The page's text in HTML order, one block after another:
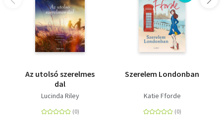
Az utolsó szerelmes
dal
Lucinda Riley
Szerelem Londonban
Katie Fforde